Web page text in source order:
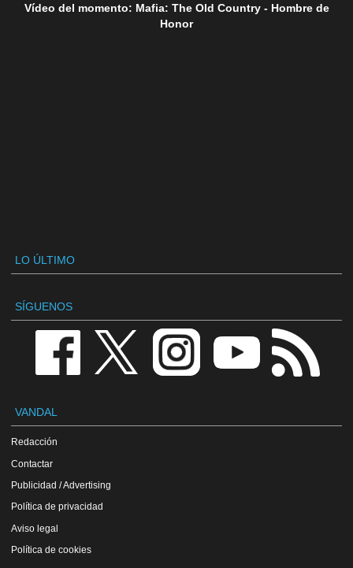
Vídeo del momento: Mafia: The Old Country - Hombre de
Honor
LO ÚLTIMO
SÍGUENOS
VANDAL
Redacción
Contactar
Publicidad / Advertising
Política de privacidad
Aviso legal
Política de cookies